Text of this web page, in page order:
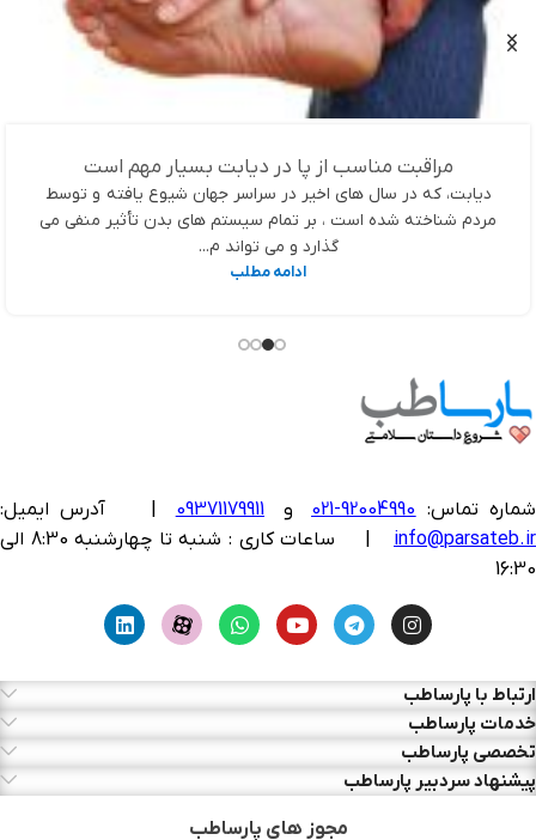
مراقبت مناسب از پا در دیابت بسیار مهم است
دیابت، که در سال های اخیر در سراسر جهان شیوع یافته و توسط
مردم شناخته شده است ، بر تمام سیستم های بدن تأثیر منفی می
گذارد و می تواند م...
ادامه مطلب
شماره تماس: 92004990-021 و 09371179911
آدرس ایمیل:
info@parsateb.ir
| ساعات کاری : شنبه تا چهارشنبه 8:30 الی
16:30
ارتباط با پارساطب
خدمات پارساطب
تخصصی پارساطب
پیشنهاد سردبیر پارساطب
مجوز های پارساطب